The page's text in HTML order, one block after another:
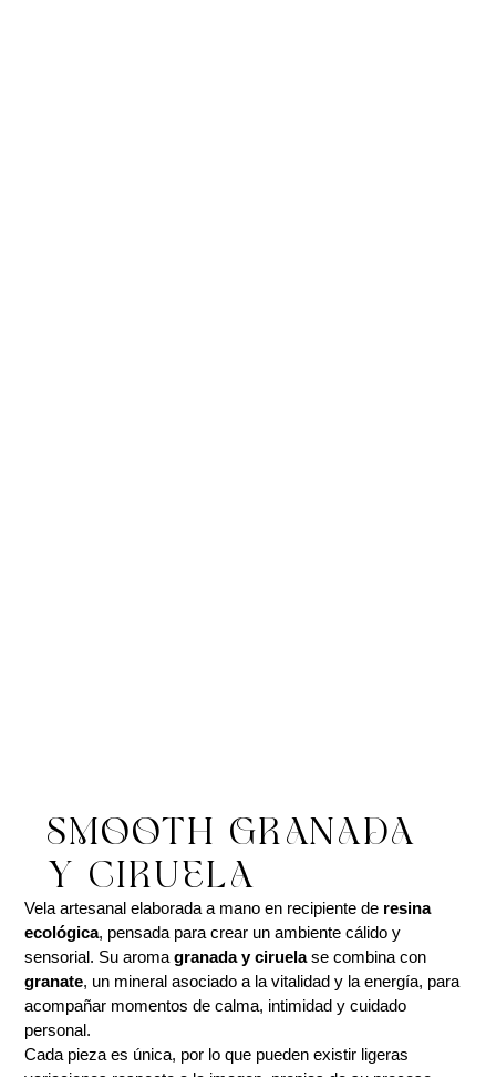
SMOOTH GRANADA
Y CIRUELA
Vela artesanal elaborada a mano en recipiente de resina
ecológica, pensada para crear un ambiente cálido y
sensorial. Su aromagranada y ciruelase combina con
granate, un mineral asociado a la vitalidad y la energía, para
acompañar momentos de calma, intimidad y cuidado
personal.
Cada pieza es única, por lo que pueden existir ligeras